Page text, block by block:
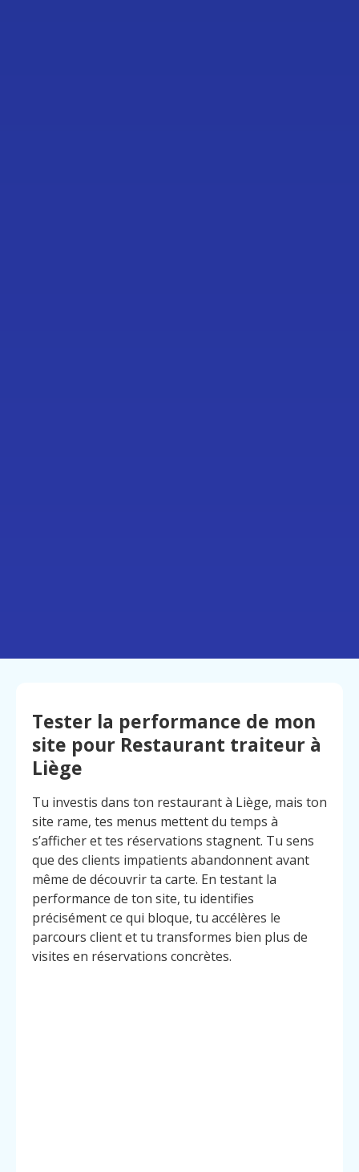
Tester la performance de mon
site pour Restaurant traiteur à
Liège
Tu investis dans ton restaurant à Liège, mais ton
site rame, tes menus mettent du temps à
s’afficher et tes réservations stagnent. Tu sens
que des clients impatients abandonnent avant
même de découvrir ta carte. En testant la
performance de ton site, tu identifies
précisément ce qui bloque, tu accélères le
parcours client et tu transformes bien plus de
visites en réservations concrètes.